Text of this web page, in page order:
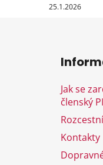
25.1.2026
Jak se
členský
Kontakty